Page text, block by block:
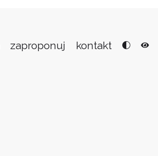
zaproponuj kontakt